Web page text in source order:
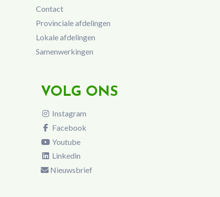
Contact
Provinciale afdelingen
Lokale afdelingen
Samenwerkingen
VOLG ONS
Instagram
Facebook
Youtube
Linkedin
Nieuwsbrief